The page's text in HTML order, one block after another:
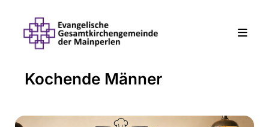
Kochende Männer